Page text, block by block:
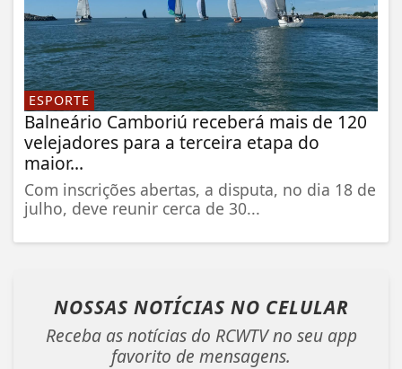
ESPORTE
Balneário Camboriú receberá mais de 120
velejadores para a terceira etapa do
maior...
Com inscrições abertas, a disputa, no dia 18 de
julho, deve reunir cerca de 30...
NOSSAS NOTÍCIAS NO CELULAR
Receba as notícias do RCWTV no seu app
favorito de mensagens.